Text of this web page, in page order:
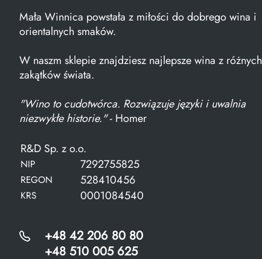
Mała Winnica powstała z miłości do dobrego wina i
orientalnych smaków.
W naszm sklepie znajdziesz najlepsze wina z różnych
zakątków świata.
"Wino to cudotwórca. Rozwiązuje języki i uwalnia
niezwykłe historie."- Homer
R&D Sp. z o.o.
NIP 7292755825
REGON 528410456
KRS 0001084540
+48 42 206 80 80
+48 510 005 625